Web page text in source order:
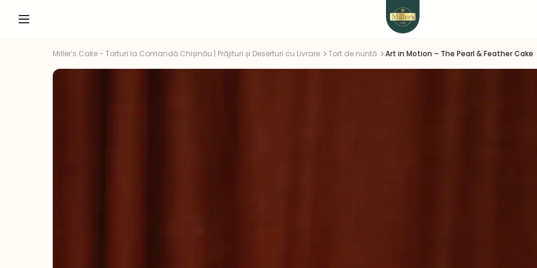
Miller’s Cake - Torturi la Comandă Chișinău | Prăjituri și Deserturi cu Livrare Tort de nuntă Art in Motion – The Pearl & Feather Cake